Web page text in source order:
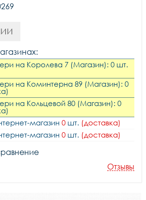
на Королева 7 (Магазин): 0 шт.
на Коминтерна 89 (Магазин): 0
на Кольцевой 80 (Магазин): 0
магазин 0 шт. (доставка)
магазин 0 шт. (доставка)
Отзывы